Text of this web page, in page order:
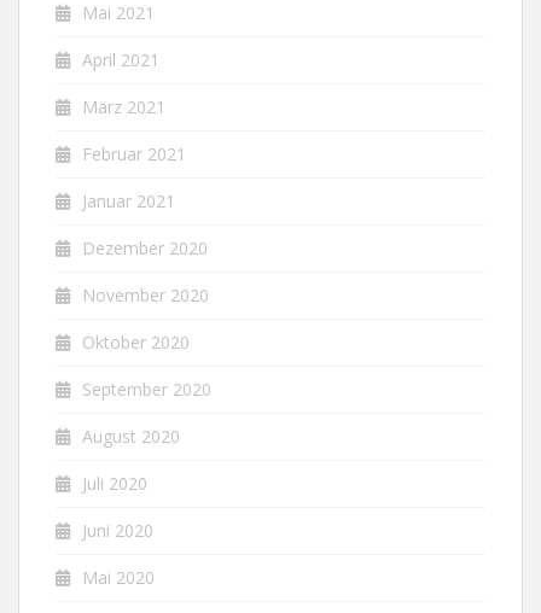
Mai 2021
April 2021
März 2021
Februar 2021
Januar 2021
Dezember 2020
November 2020
Oktober 2020
September 2020
August 2020
Juli 2020
Juni 2020
Mai 2020